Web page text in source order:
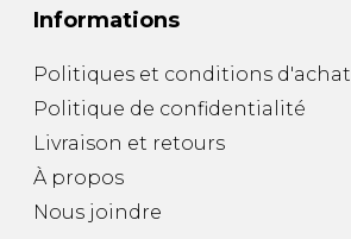
Informations
Politiques et conditions d'achat
Politique de confidentialité
Livraison et retours
À propos
Nous joindre